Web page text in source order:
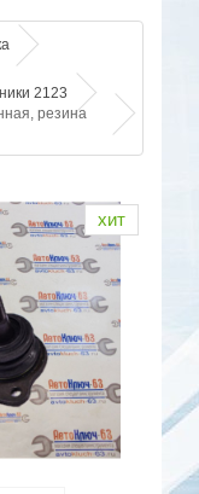
2123
резина
хит